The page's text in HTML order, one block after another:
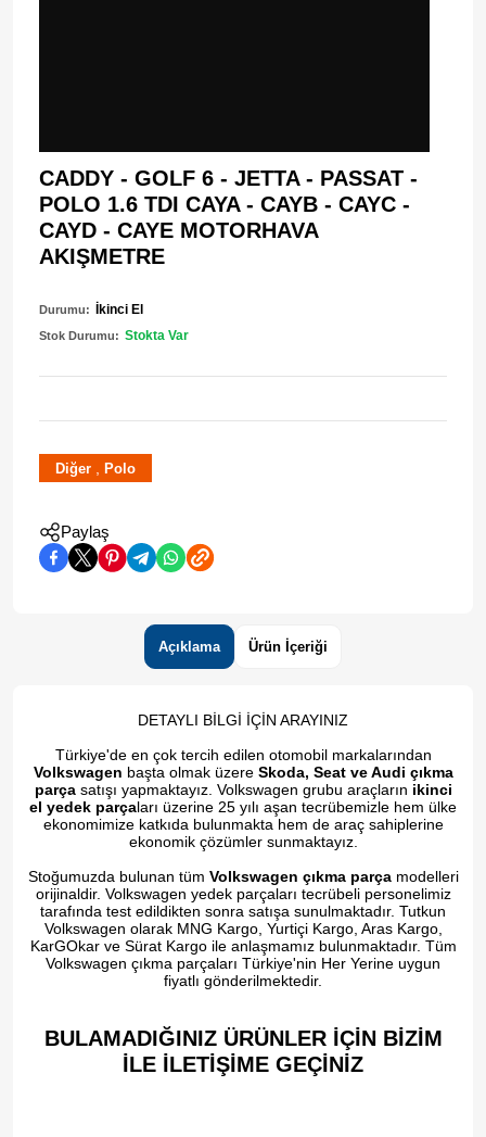
CADDY - GOLF 6 - JETTA - PASSAT -
POLO 1.6 TDI CAYA - CAYB - CAYC -
CAYD - CAYE MOTORHAVA
AKIŞMETRE
Durumu: İkinci El
Stok Durumu: Stokta Var
Diğer , Polo
Paylaş
Açıklama Ürün İçeriği
DETAYLI BİLGİ İÇİN ARAYINIZ
Türkiye'de en çok tercih edilen otomobil markalarından
Volkswagen başta olmak üzere Skoda, Seat ve Audi çıkma
parçasatışı yapmaktayız. Volkswagen grubu araçların ikinci
el yedek parçaları üzerine 25 yılı aşan tecrübemizle hem ülke
ekonomimize katkıda bulunmakta hem de araç sahiplerine
ekonomik çözümler sunmaktayız.
Stoğumuzda bulunan tüm Volkswagen çıkma parçamodelleri
orijinaldir. Volkswagen yedek parçaları tecrübeli personelimiz
tarafında test edildikten sonra satışa sunulmaktadır. Tutkun
Volkswagen olarak MNG Kargo, Yurtiçi Kargo, Aras Kargo,
KarGOkar ve Sürat Kargo ile anlaşmamız bulunmaktadır. Tüm
Volkswagen çıkma parçaları Türkiye'nin Her Yerine uygun
fiyatlı gönderilmektedir.
BULAMADIĞINIZ ÜRÜNLER İÇİN BİZİM
İLE İLETİŞİME GEÇİNİZ​